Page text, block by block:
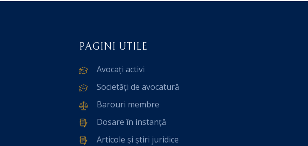
PAGINI UTILE
Avocați activi
Societăți de avocatură
Barouri membre
Dosare în instanță
Articole și știri juridice